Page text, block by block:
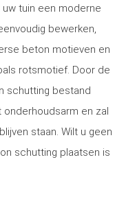
tuin een moderne
bewerken,
beton motieven en
rotsmotief. Door de
schutting bestand
en zal
staan. Wilt u geen
schutting plaatsen is